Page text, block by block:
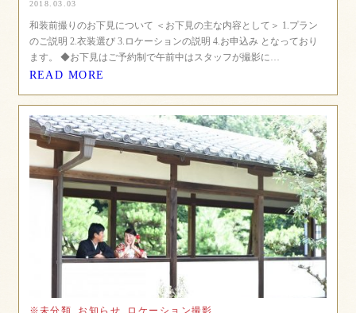
2018.03.03
和装前撮りのお下見について ＜お下見の主な内容として＞ 1.プラン
のご説明 2.衣装選び 3.ロケーションの説明 4.お申込み となっており
ます。 ◆お下見はご予約制で午前中はスタッフが撮影に…
READ MORE
※未分類, お知らせ, ロケーション撮影,